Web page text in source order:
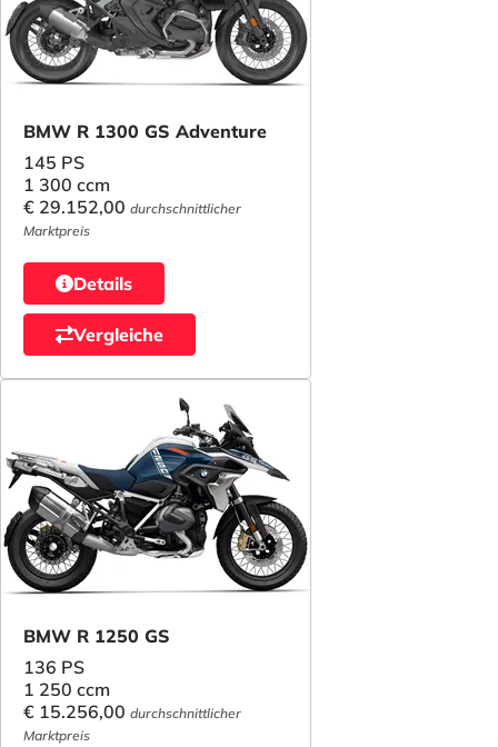
BMW R 1300 GS Adventure
145 PS
1 300 ccm
€ 29.152,00 durchschnittlicher
Marktpreis
Details
Vergleiche
BMW R 1250 GS
136 PS
1 250 ccm
€ 15.256,00 durchschnittlicher
Marktpreis